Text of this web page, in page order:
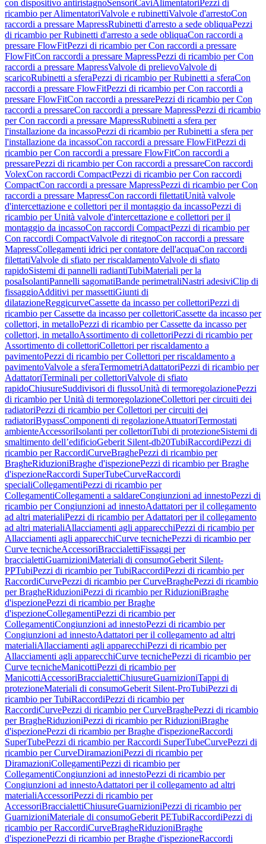
con dispositivo antiristagnoSensoriCaviAlimentatori Pezzi di
ricambio per AlimentatoriValvole e rubinettiValvole d'arrestoCon
raccordi a pressare MapressRubinetti d'arresto a sede obliquaPezzi
di ricambio per Rubinetti d'arresto a sede obliquaCon raccordi a
pressare FlowFitPezzi di ricambio per Con raccordi a pressare
FlowFitCon raccordi a pressare MapressPezzi di ricambio per Con
raccordi a pressare MapressValvole di prelievoValvole di
scaricoRubinetti a sferaPezzi di ricambio per Rubinetti a sferaCon
raccordi a pressare FlowFitPezzi di ricambio per Con raccordi a
pressare FlowFitCon raccordi a pressarePezzi di ricambio per Con
raccordi a pressareCon raccordi a pressare MapressPezzi di ricambio
per Con raccordi a pressare MapressRubinetti a sfera per
l'installazione da incassoPezzi di ricambio per Rubinetti a sfera per
l'installazione da incassoCon raccordi a pressare FlowFitPezzi di
ricambio per Con raccordi a pressare FlowFitCon raccordi a
pressarePezzi di ricambio per Con raccordi a pressareCon raccordi
VolexCon raccordi CompactPezzi di ricambio per Con raccordi
CompactCon raccordi a pressare MapressPezzi di ricambio per Con
raccordi a pressare MapressCon raccordi filettatiUnità valvole
d'intercettazione e collettori per il montaggio da incassoPezzi di
ricambio per Unità valvole d'intercettazione e collettori per il
montaggio da incassoCon raccordi CompactPezzi di ricambio per
Con raccordi CompactValvole di ritegnoCon raccordi a pressare
MapressCollegamenti idrici per contatore dell'acquaCon raccordi
filettatiValvole di sfiato per riscaldamentoValvole di sfiato
rapidoSistemi di pannelli radiantiTubiMateriali per la
posaIsolantiPannelli sagomatiBande perimetraliNastri adesiviClip di
fissaggioAdditivi per massettiGiunti di
dilatazioneReggicurveCassette da incasso per collettoriPezzi di
ricambio per Cassette da incasso per collettoriCassette da incasso per
collettori, in metalloPezzi di ricambio per Cassette da incasso per
collettori, in metalloAssortimento di collettoriPezzi di ricambio per
Assortimento di collettoriCollettori per riscaldamento a
pavimentoPezzi di ricambio per Collettori per riscaldamento a
pavimentoValvole a sferaTermometriAdattatoriPezzi di ricambio per
AdattatoriTerminali per collettoriValvole di sfiato
rapidoChiusureSuddivisori di flussoUnità di termoregolazionePezzi
di ricambio per Unità di termoregolazioneCollettori per circuiti dei
radiatoriPezzi di ricambio per Collettori per circuiti dei
radiatoriBypassComponenti di regolazioneAttuatoriTermostati
ambienteAccessoriIsolanti per collettoriTubi di protezioneSistemi di
smaltimento dell’edificioGeberit Silent-db20TubiRaccordiPezzi di
ricambio per RaccordiCurveBraghePezzi di ricambio per
BragheRiduzioniBraghe d'ispezionePezzi di ricambio per Braghe
d'ispezioneRaccordi SuperTubeCurveRaccordi
specialiCollegamentiPezzi di ricambio per
CollegamentiCollegamenti a saldareCongiunzioni ad innestoPezzi di
ricambio per Congiunzioni ad innestoAdattatori per il collegamento
ad altri materialiPezzi di ricambio per Adattatori per il collegamento
ad altri materialiAllacciamenti agli apparecchiPezzi di ricambio per
Allacciamenti agli apparecchiCurve tecnichePezzi di ricambio per
Curve tecnicheAccessoriBraccialettiFissaggi per
braccialettiGuarnizioniMateriali di consumoGeberit Silent-
PPTubiPezzi di ricambio per TubiRaccordiPezzi di ricambio per
RaccordiCurvePezzi di ricambio per CurveBraghePezzi di ricambio
per BragheRiduzioniPezzi di ricambio per RiduzioniBraghe
d'ispezionePezzi di ricambio per Braghe
d'ispezioneCollegamentiPezzi di ricambio per
CollegamentiCongiunzioni ad innestoPezzi di ricambio per
Congiunzioni ad innestoAdattatori per il collegamento ad altri
materialiAllacciamenti agli apparecchiPezzi di ricambio per
Allacciamenti agli apparecchiCurve tecnichePezzi di ricambio per
Curve tecnicheManicottiPezzi di ricambio per
ManicottiAccessoriBraccialettiChiusureGuarnizioniTappi di
protezioneMateriali di consumoGeberit Silent-ProTubiPezzi di
ricambio per TubiRaccordiPezzi di ricambio per
RaccordiCurvePezzi di ricambio per CurveBraghePezzi di ricambio
per BragheRiduzioniPezzi di ricambio per RiduzioniBraghe
d'ispezionePezzi di ricambio per Braghe d'ispezioneRaccordi
SuperTubePezzi di ricambio per Raccordi SuperTubeCurvePezzi di
ricambio per CurveDiramazioniPezzi di ricambio per
DiramazioniCollegamentiPezzi di ricambio per
CollegamentiCongiunzioni ad innestoPezzi di ricambio per
Congiunzioni ad innestoAdattatori per il collegamento ad altri
materialiAccessoriPezzi di ricambio per
AccessoriBraccialettiChiusureGuarnizioniPezzi di ricambio per
GuarnizioniMateriale di consumoGeberit PETubiRaccordiPezzi di
ricambio per RaccordiCurveBragheRiduzioniBraghe
d'ispezionePezzi di ricambio per Braghe d'ispezioneRaccordi